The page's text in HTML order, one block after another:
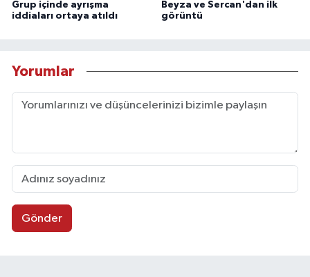
Grup içinde ayrışma
iddiaları ortaya atıldı
Beyza ve Sercan'dan ilk
görüntü
Yorumlar
Gönder